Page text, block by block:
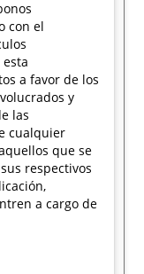
con el
a favor de los
y
las
cualquier
que se
respectivos
a cargo de